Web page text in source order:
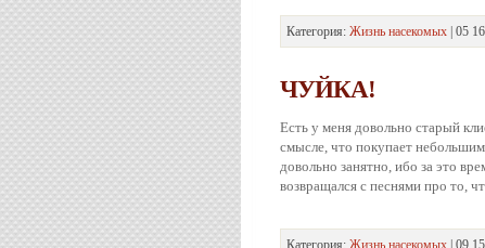
Категория: Жизнь насекомых | 05
ЧУЙКА!
Есть у меня довольно старый
смысле, что покупает
довольно занятно, ибо за это
возвращался с песнями про то,
Категория: Жизнь насекомых | 09